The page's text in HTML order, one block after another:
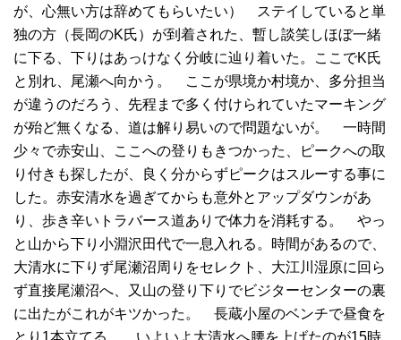
が、心無い方は辞めてもらいたい） ステイしていると単
独の方（長岡のK氏）が到着された、暫し談笑しほぼ一緒
に下る、下りはあっけなく分岐に辿り着いた。ここでK氏
と別れ、尾瀬へ向かう。 ここが県境か村境か、多分担当
が違うのだろう、先程まで多く付けられていたマーキング
が殆ど無くなる、道は解り易いので問題ないが。 一時間
少々で赤安山、ここへの登りもきつかった、ピークへの取
り付きも探したが、良く分からずピークはスルーする事に
した。赤安清水を過ぎてからも意外とアップダウンがあ
り、歩き辛いトラバース道ありで体力を消耗する。 やっ
と山から下り小淵沢田代で一息入れる。時間があるので、
大清水に下りず尾瀬沼周りをセレクト、大江川湿原に回ら
ず直接尾瀬沼へ、又山の登り下りでビジターセンターの裏
に出たがこれがキツかった。 長蔵小屋のベンチで昼食を
とり1本立てる。 いよいよ大清水へ腰を上げたのが15時